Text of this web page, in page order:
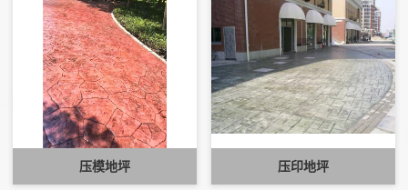
压模地坪 压印地坪